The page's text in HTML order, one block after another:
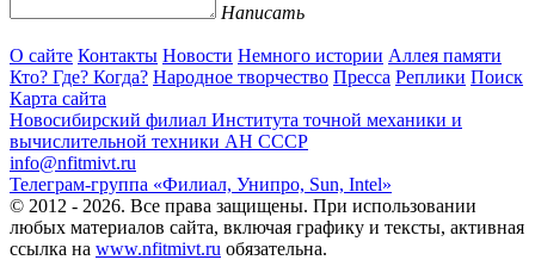
Написать
О сайте Контакты Новости Немного истории Аллея памяти
Кто? Где? Когда? Народное творчество Пресса Реплики Поиск
Карта сайта
Новосибирский филиал Института точной механики и
вычислительной техники АН СССР
info@nfitmivt.ru
Телеграм-группа «Филиал, Унипро, Sun, Intel»
© 2012 - 2026. Все права защищены. При использовании
любых материалов сайта, включая графику и тексты, активная
ссылка на www.nfitmivt.ru обязательна.